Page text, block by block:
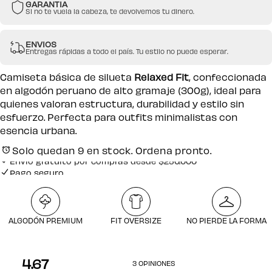
GARANTIA
Si no te vuela la cabeza, te devolvemos tu dinero.
ENVIOS
Entregas rápidas a todo el país. Tu estilo no puede esperar.
Camiseta básica de silueta Relaxed Fit, confeccionada
en algodón peruano de alto gramaje (300g), ideal para
quienes valoran estructura, durabilidad y estilo sin
esfuerzo. Perfecta para outfits minimalistas con
esencia urbana.
Solo quedan 9 en stock. Ordena pronto.
Pago seguro
Envío gratuito por compras desde $250.000
Pago seguro
ALGODÓN PREMIUM FIT OVERSIZE NO PIERDE LA FORMA
4.67 3 OPINIONES